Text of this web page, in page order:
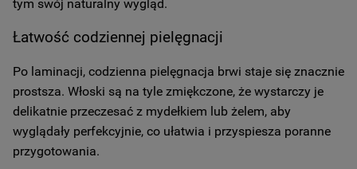
tym swój naturalny wygląd.
Łatwość codziennej pielęgnacji
Po laminacji, codzienna pielęgnacja brwi staje się znacznie
prostsza. Włoski są na tyle zmiękczone, że wystarczy je
delikatnie przeczesać z mydełkiem lub żelem, aby
wyglądały perfekcyjnie, co ułatwia i przyspiesza poranne
przygotowania.